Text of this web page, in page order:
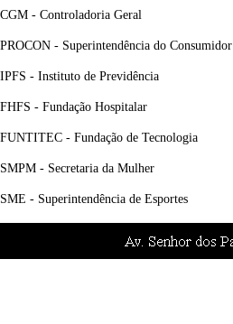
CGM - Controladoria Geral
PROCON - Superintendência do Consumidor
IPFS - Instituto de Previdência
FHFS - Fundação Hospitalar
FUNTITEC - Fundação de Tecnologia
SMPM - Secretaria da Mulher
SME - Superintendência de Esportes